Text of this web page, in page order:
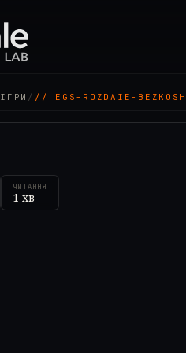
ІГРИ / // EGS-ROZDAIE-
ЧИТАННЯ
1 хв